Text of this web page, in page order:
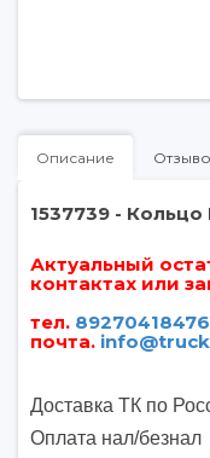
Описание
1537739 -
Актуальный
контактах или
тел. 89270418476
почта.
Доставка ТК по
Оплата нал/безнал